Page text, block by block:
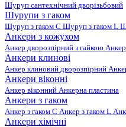
Шуруп сантехнічний дворізьбовий
Шурупи з гаком
Шуруп з гаком C Шуруп з гаком L
Анкери з кожухом
Анкер дворозпірний з гайкою
Анкери клинові
Анкер клиновий дворозпірний
Анкери віконні
Анкер віконний Анкерна пластина
Анкери з гаком
Анкер з гаком C Анкер з гаком L
Анкери хімічні